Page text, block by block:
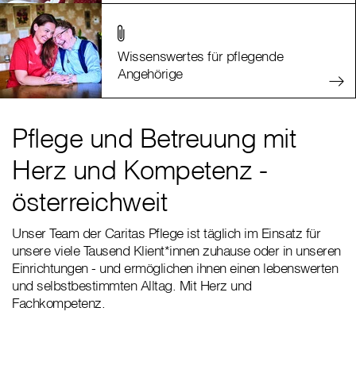
Wissenswertes für pflegende
Angehörige
Pflege und Betreuung mit
Herz und Kompetenz -
österreichweit
Unser Team der Caritas Pflege ist täglich im Einsatz für
unsere viele Tausend Klient*innen zuhause oder in unseren
Einrichtungen - und ermöglichen ihnen einen lebenswerten
und selbstbestimmten Alltag. Mit Herz und
Fachkompetenz.